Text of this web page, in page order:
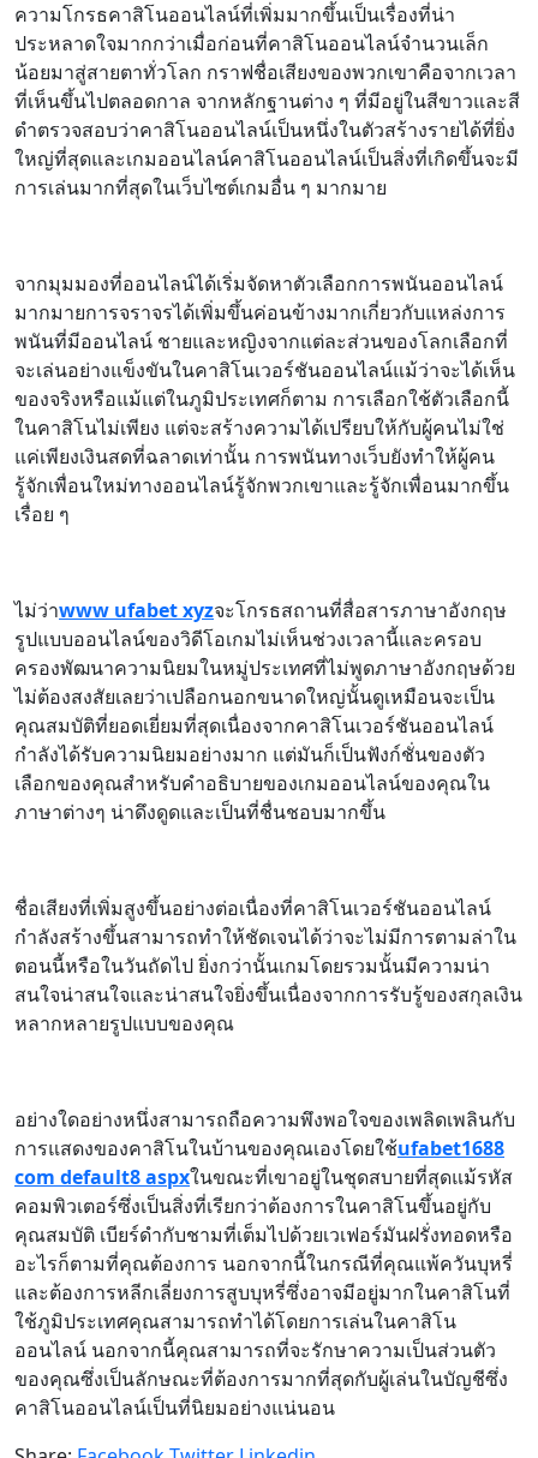
ความโกรธคาสิโนออนไลน์ที่เพิ่มมากขึ้นเป็นเรื่องที่น่า
ประหลาดใจมากกว่าเมื่อก่อนที่คาสิโนออนไลน์จำนวนเล็ก
น้อยมาสู่สายตาทั่วโลก กราฟชื่อเสียงของพวกเขาคือจากเวลา
ที่เห็นขึ้นไปตลอดกาล จากหลักฐานต่าง ๆ ที่มีอยู่ในสีขาวและสี
ดำตรวจสอบว่าคาสิโนออนไลน์เป็นหนึ่งในตัวสร้างรายได้ที่ยิ่ง
ใหญ่ที่สุดและเกมออนไลน์คาสิโนออนไลน์เป็นสิ่งที่เกิดขึ้นจะมี
การเล่นมากที่สุดในเว็บไซต์เกมอื่น ๆ มากมาย
จากมุมมองที่ออนไลน์ได้เริ่มจัดหาตัวเลือกการพนันออนไลน์
มากมายการจราจรได้เพิ่มขึ้นค่อนข้างมากเกี่ยวกับแหล่งการ
พนันที่มีออนไลน์ ชายและหญิงจากแต่ละส่วนของโลกเลือกที่
จะเล่นอย่างแข็งขันในคาสิโนเวอร์ชันออนไลน์แม้ว่าจะได้เห็น
ของจริงหรือแม้แต่ในภูมิประเทศก็ตาม การเลือกใช้ตัวเลือกนี้
ในคาสิโนไม่เพียง แต่จะสร้างความได้เปรียบให้กับผู้คนไม่ใช่
แค่เพียงเงินสดที่ฉลาดเท่านั้น การพนันทางเว็บยังทำให้ผู้คน
รู้จักเพื่อนใหม่ทางออนไลน์รู้จักพวกเขาและรู้จักเพื่อนมากขึ้น
เรื่อย ๆ
ไม่ว่าwww ufabet xyzจะโกรธสถานที่สื่อสารภาษาอังกฤษ
รูปแบบออนไลน์ของวิดีโอเกมไม่เห็นช่วงเวลานี้และครอบ
ครองพัฒนาความนิยมในหมู่ประเทศที่ไม่พูดภาษาอังกฤษด้วย
ไม่ต้องสงสัยเลยว่าเปลือกนอกขนาดใหญ่นั้นดูเหมือนจะเป็น
คุณสมบัติที่ยอดเยี่ยมที่สุดเนื่องจากคาสิโนเวอร์ชันออนไลน์
กำลังได้รับความนิยมอย่างมาก แต่มันก็เป็นฟังก์ชั่นของตัว
เลือกของคุณสำหรับคำอธิบายของเกมออนไลน์ของคุณใน
ภาษาต่างๆ น่าดึงดูดและเป็นที่ชื่นชอบมากขึ้น
ชื่อเสียงที่เพิ่มสูงขึ้นอย่างต่อเนื่องที่คาสิโนเวอร์ชันออนไลน์
กำลังสร้างขึ้นสามารถทำให้ชัดเจนได้ว่าจะไม่มีการตามล่าใน
ตอนนี้หรือในวันถัดไป ยิ่งกว่านั้นเกมโดยรวมนั้นมีความน่า
สนใจน่าสนใจและน่าสนใจยิ่งขึ้นเนื่องจากการรับรู้ของสกุลเงิน
หลากหลายรูปแบบของคุณ
อย่างใดอย่างหนึ่งสามารถถือความพึงพอใจของเพลิดเพลินกับ
การแสดงของคาสิโนในบ้านของคุณเองโดยใช้ufabet1688
com default8 aspxในขณะที่เขาอยู่ในชุดสบายที่สุดแม้รหัส
คอมพิวเตอร์ซึ่งเป็นสิ่งที่เรียกว่าต้องการในคาสิโนขึ้นอยู่กับ
คุณสมบัติ เบียร์ดำกับชามที่เต็มไปด้วยเวเฟอร์มันฝรั่งทอดหรือ
อะไรก็ตามที่คุณต้องการ นอกจากนี้ในกรณีที่คุณแพ้ควันบุหรี่
และต้องการหลีกเลี่ยงการสูบบุหรี่ซึ่งอาจมีอยู่มากในคาสิโนที่
ใช้ภูมิประเทศคุณสามารถทำได้โดยการเล่นในคาสิโน
ออนไลน์ นอกจากนี้คุณสามารถที่จะรักษาความเป็นส่วนตัว
ของคุณซึ่งเป็นลักษณะที่ต้องการมากที่สุดกับผู้เล่นในบัญชีซึ่ง
คาสิโนออนไลน์เป็นที่นิยมอย่างแน่นอน